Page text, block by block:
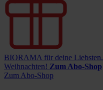
BIORAMA für deine Liebsten.
Weihnachten! Zum Abo-Shop
Zum Abo-Shop